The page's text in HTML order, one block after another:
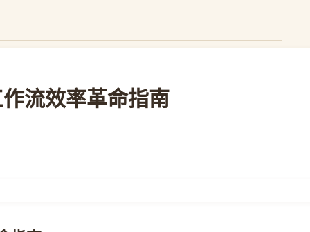
流效率革命指南